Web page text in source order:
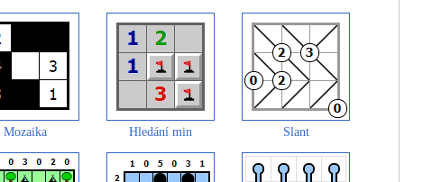
Mozaika Hledání min Slant